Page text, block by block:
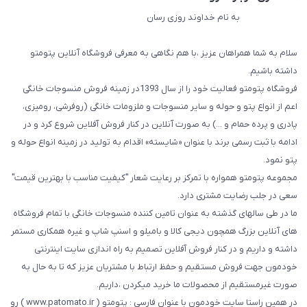
به نام خداوند روزی رسان
سلام به شما همراهان عزیز ،با هم نگاهی به معرفی فروشگاه آنلاین پتومتو
داشته باشیم.
فروشگاه پتومتو فعالیت خود را از سال 1393در زمینه فروش منسوجات خانگی
اعم از انواع پتو و حوله و سایر منسوجات و ملزومات خانگی (روفرشی، رومیزی،
پادری و پرده حمام و ...) به صورت آنلاین در کنار فروش آفلاین شروع کرد و در
ادامه با ثبت رسمی برند با عنوان «شایسته» اقدام به تولید در زمینه انواع حوله و
پتو نمود.
مجموعه پتومتو همواره با تمرکز بر رعایت شعار "کیفیت مناسب با بهترین قیمت"
سعی در جلب رضایت مشتری دارد.
ما در طی سالهای گذشته به عنوان تامین کننده منسوجات خانگی با تمام فروشگاه
های آنلاین بزرگ همچون دیجی کالا و بامیلو و اسنپ شاپ و غیره همکاری مستمر
داشته و داریم و در کنار فروش آفلاین تصمیم به راه اندازی سایت اینترنتی
خودمون جهت فروش مستقیم و حفظ ارتباط با مشتریان عزیز که تا به حال به
صورت غیرمستقیم از محصولات ما خرید میکردن ،داریم.
در همین راستا سایت خودمون با عنوان فارسی : پتومتو ( www.patomato.ir ) رو